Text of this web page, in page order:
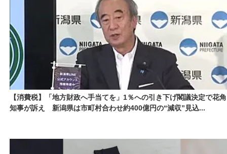
【消費税】「地方財政へ手当てを」1％への引き下げ閣議決定で花角
知事が訴え 新潟県は市町村合わせ約400億円の“減収”見込...